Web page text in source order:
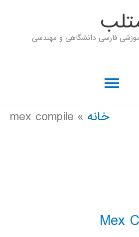
فارسی دانشگاهی و مهندسی
فهرست
اصلی
خانه mex compile
Mex